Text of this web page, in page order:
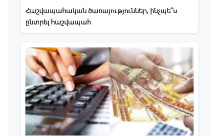
Հաշվապահական ծառայություններ, ինչպե՞ս
ընտրել հաշվապահ